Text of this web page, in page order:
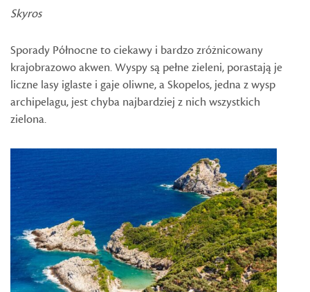
Skyros
Sporady Północne to ciekawy i bardzo zróżnicowany
krajobrazowo akwen. Wyspy są pełne zieleni, porastają je
liczne lasy iglaste i gaje oliwne, a Skopelos, jedna z wysp
archipelagu, jest chyba najbardziej z nich wszystkich
zielona.